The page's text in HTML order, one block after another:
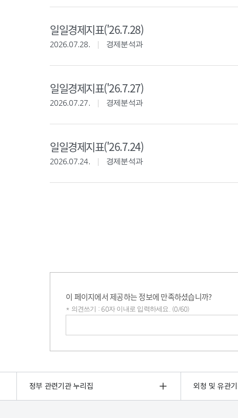
일일경제지표('26.7.28)
2026.07.28. 경제분석과
일일경제지표('26.7.27)
2026.07.27. 경제분석과
일일경제지표('26.7.24)
2026.07.24. 경제분석과
이 페이지에서 제공하는 정보에 만족하셨습니까?
* 의견쓰기 : 60자 이내로 입력하세요. (0/60)
정부 관련기관 누리집 외청 및 유관